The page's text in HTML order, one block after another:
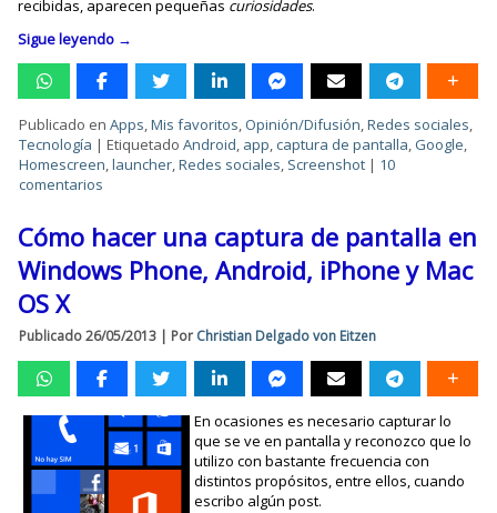
recibidas, aparecen pequeñas curiosidades.
Sigue leyendo →
Publicado en Apps,Mis favoritos, Opinión/Difusión,Redes sociales,
Tecnología |Etiquetado Android, app,captura de pantalla, Google,
Homescreen,launcher,Redes sociales, Screenshot | 10
comentarios
Cómo hacer una captura de pantalla en
Windows Phone, Android, iPhone y Mac
OS X
Publicado 26/05/2013 | Por Christian Delgado von Eitzen
En ocasiones es necesario capturar lo
que se ve en pantalla y reconozco que lo
utilizo con bastante frecuencia con
distintos propósitos, entre ellos, cuando
escribo algún post.